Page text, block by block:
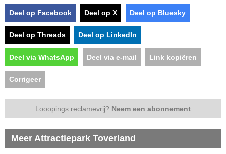
Deel op Facebook Deel op X Deel op Bluesky
Deel op Threads Deel op LinkedIn
Deel via WhatsApp Deel via e-mail Link kopiëren
Corrigeer
Looopings reclamevrij? Neem een abonnement
Meer Attractiepark Toverland